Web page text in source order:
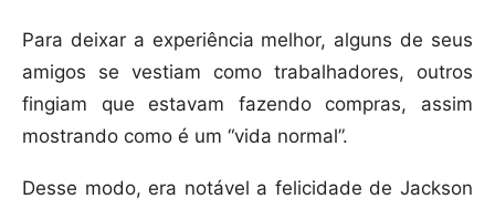
Para deixar a experiência melhor, alguns de seus
amigos se vestiam como trabalhadores, outros
fingiam que estavam fazendo compras, assim
mostrando como é um “vida normal”.
Desse modo, era notável a felicidade de Jackson